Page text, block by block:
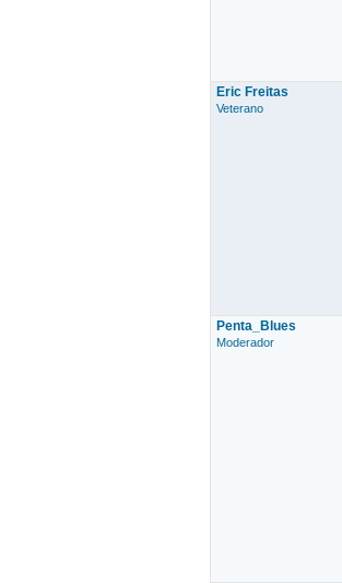
Eric Freitas
Veterano
Penta_Blues
Moderador